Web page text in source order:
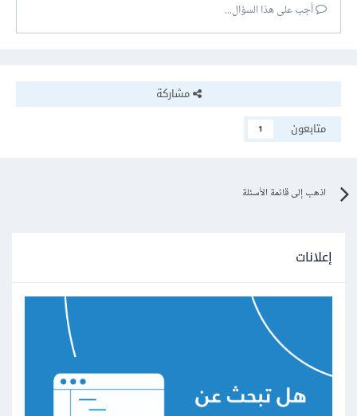
أجب على هذا السؤال...
مشاركة
متابعون
1
اذهب إلى قائمة الأسئلة
إعلانات